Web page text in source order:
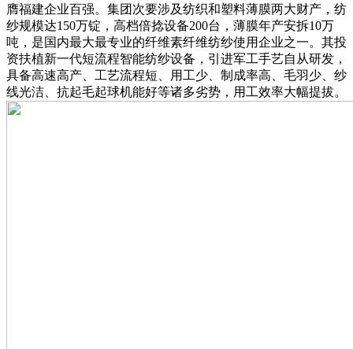
膺福建企业百强。集团次要涉及纺织和塑料薄膜两大财产，纺
纱规模达150万锭，高档倍捻设备200台，薄膜年产安拆10万
吨，是国内最大最专业的纤维素纤维纺纱使用企业之一。其投
资扶植新一代短流程智能纺纱设备，引进军工手艺自从研发，
具备高速高产、工艺流程短、用工少、制成率高、毛羽少、纱
线光洁、抗起毛起球机能好等诸多劣势，用工效率大幅提拔。